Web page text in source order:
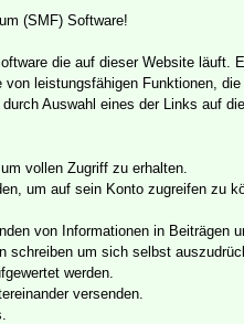
(SMF) Software!
die auf dieser Website
leistungsfähigen Funktionen,
Auswahl eines der Links auf
vollen Zugriff zu erhalten.
um auf sein Konto zugreifen zu
von Informationen in Beiträgen
um sich selbst
werden.
versenden.